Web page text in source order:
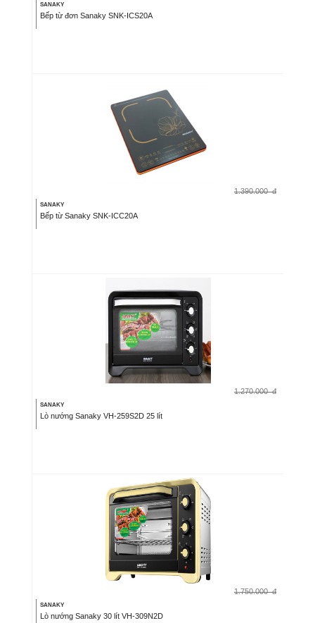
SANAKY
Bếp từ đơn Sanaky SNK-ICS20A
1.390.000 đ
SANAKY
Bếp từ Sanaky SNK-ICC20A
1.270.000 đ
SANAKY
Lò nướng Sanaky VH-259S2D 25 lít
1.750.000 đ
SANAKY
Lò nướng Sanaky 30 lít VH-309N2D